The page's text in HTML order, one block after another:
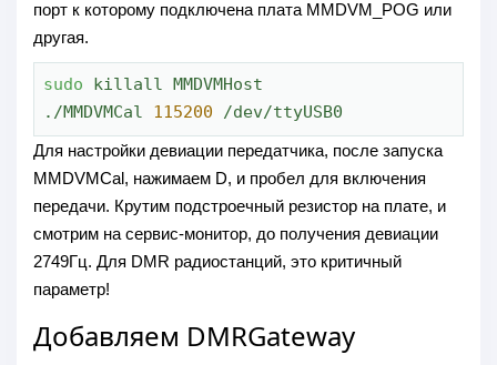
порт к которому подключена плата MMDVM_POG или
другая.
sudo killall MMDVMHost
./MMDVMCal 115200 /dev/ttyUSB0
Для настройки девиации передатчика, после запуска
MMDVMCal, нажимаем D, и пробел для включения
передачи. Крутим подстроечный резистор на плате, и
смотрим на сервис-монитор, до получения девиации
2749Гц. Для DMR радиостанций, это критичный
параметр!
Добавляем DMRGateway